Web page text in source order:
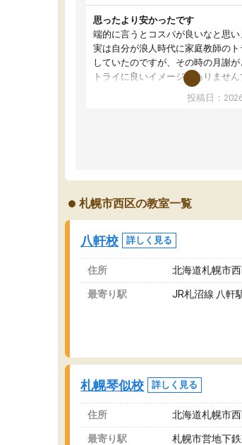
思ったより安かったです
端的に言うとコスパが良いなと思い
実は自分が浪人時代に家庭教師のト
していたのですが、その時の月謝が
トライに良いイメージがありません
なので、少し不安だったのですが子
ても行きたいと言うので利用し始
が、それを加味しても通って損はな
投稿日：
札幌市西区の教室一覧
八軒校 詳しく見る
住所 北海道札幌市
最寄り駅 JR札沼線 八軒
札幌琴似校 詳しく見る
住所 北海道札幌市
最寄り駅 札幌市営地下